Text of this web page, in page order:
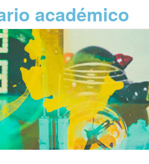
académico